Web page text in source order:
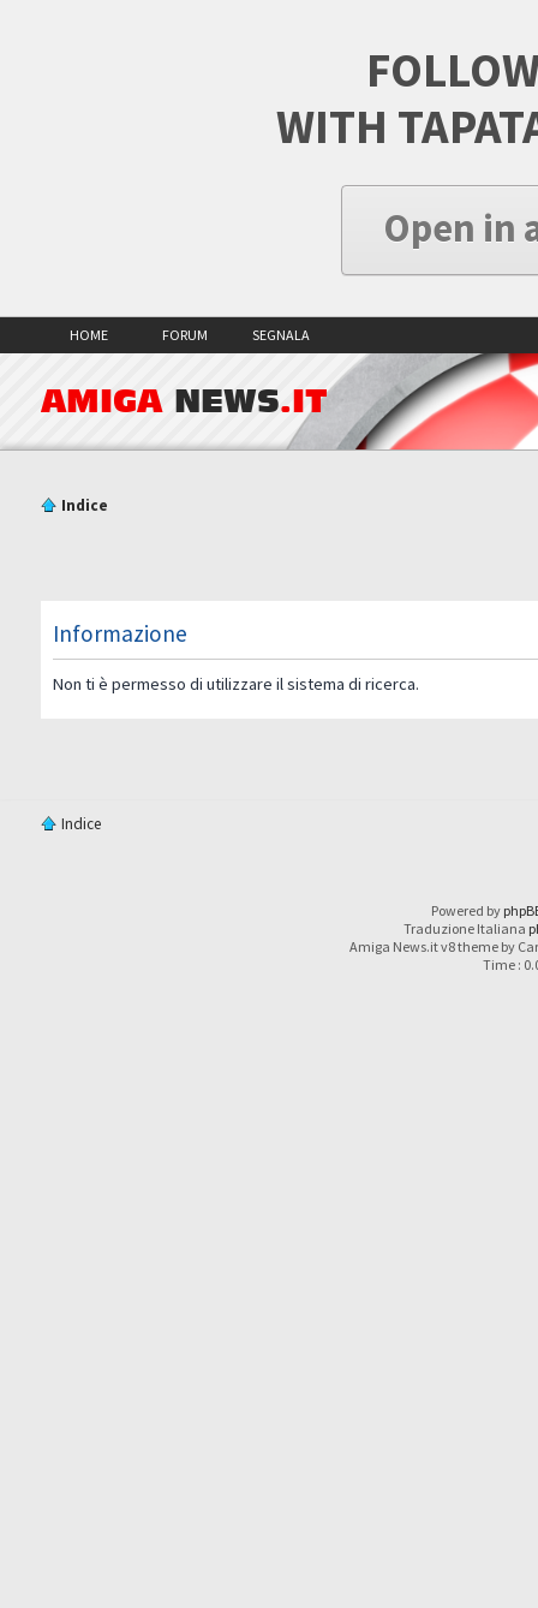
WITH
Open in
HOME FORUM SEGNALA
AMIGA NEWS.IT
Indice
Informazione
Non ti è permesso di utilizzare il sistema di ricerca.
Indice
Powered by
Traduzione Italiana
Amiga News.it v8 theme by
Time :